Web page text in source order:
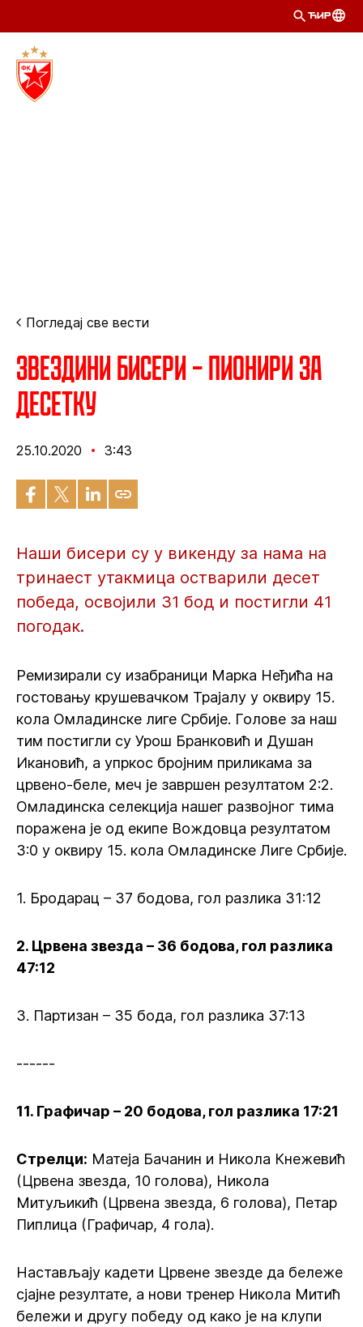
ЋИР
Погледај све вести
Звездини бисери – Пионири за
десетку
25.10.2020 3:43
Наши бисери су у викенду за нама на
тринаест утакмица остварили десет
победа, освојили 31 бод и постигли 41
погодак.
Ремизирали су изабраници Марка Неђића на
гостовању крушевачком Трајалу у оквиру 15.
кола Омладинске лиге Србије. Голове за наш
тим постигли су Урош Бранковић и Душан
Икановић, а упркос бројним приликама за
црвено-беле, меч је завршен резултатом 2:2.
Омладинска селекција нашег развојног тима
поражена је од екипе Вождовца резултатом
3:0 у оквиру 15. кола Омладинске Лиге Србије.
1. Бродарац – 37 бодова, гол разлика 31:12
2. Црвена звезда – 36 бодова, гол разлика
47:12
3. Партизан – 35 бода, гол разлика 37:13
------
11. Графичар – 20 бодова, гол разлика 17:21
Стрелци: Матеја Бачанин и Никола Кнежевић
(Црвена звезда, 10 голова), Никола
Митуљикић (Црвена звезда, 6 голова), Петар
Пиплица (Графичар, 4 гола).
Настављају кадети Црвене звезде да бележе
сјајне резултате, а нови тренер Никола Митић
бележи и другу победу од како је на клупи